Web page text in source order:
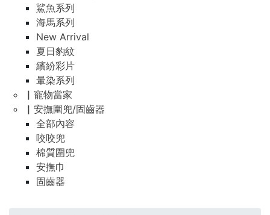
鯊魚系列
海馬系列
New Arrival
夏日豹紋
繽紛彩片
暈染系列
▏寵物當家
▏安撫圍兜/固齒器
全部內容
咬咬兜
棉質圍兜
安撫巾
固齒器